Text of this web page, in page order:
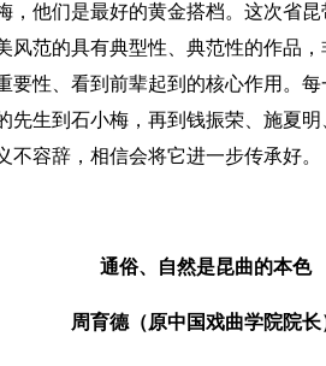
，他们是最好的黄金搭档。这次省
风范的具有典型性、典范性的作品
要性、看到前辈起到的核心作用。
先生到石小梅，再到钱振荣、施夏
容辞，相信会将它进一步传承好。
通俗、自然是昆曲的本色
周育德（原中国戏曲学院院长